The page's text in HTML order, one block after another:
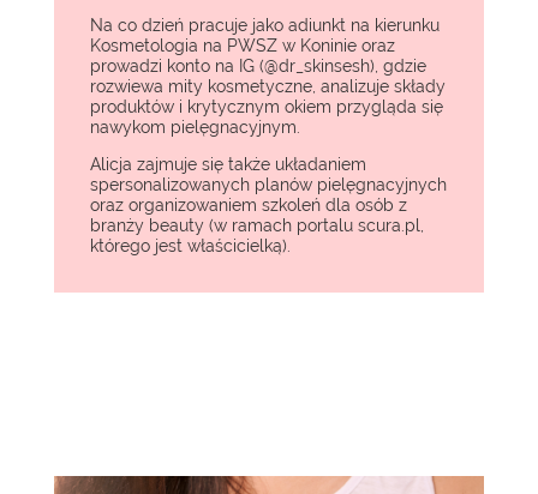
Na co dzień pracuje jako adiunkt na kierunku
Kosmetologia na PWSZ w Koninie oraz
prowadzi konto na IG (@dr_skinsesh), gdzie
rozwiewa mity kosmetyczne, analizuje składy
produktów i krytycznym okiem przygląda się
nawykom pielęgnacyjnym.
Alicja zajmuje się także układaniem
spersonalizowanych planów pielęgnacyjnych
oraz organizowaniem szkoleń dla osób z
branży beauty (w ramach portalu scura.pl,
którego jest właścicielką).